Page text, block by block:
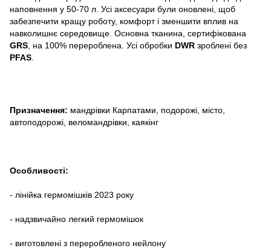
наповнення у 50-70 л. Усі аксесуари були оновлені, щоб
забезпечити кращу роботу, комфорт і зменшити вплив на
навколишнє середовище. Основна тканина, сертифікована
GRS , на 100% перероблена. Усі обробки DWR зроблені без
PFAS
Призначення: мандрівки Карпатами, подорожі, місто,
автоподорожі, веломандрівки, каякінг
Особливості:
- лінійка гермомішків 2023 року
- надзвичайно легкий гермомішок
- виготовлені з переробленого нейлону